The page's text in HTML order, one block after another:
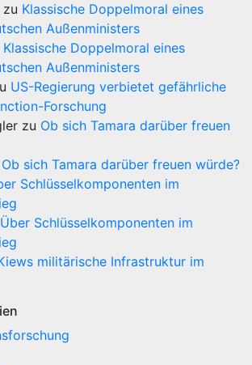
zu Klassische Doppelmoral eines
Außenministers
Klassische Doppelmoral eines
Außenministers
US-Regierung verbietet gefährliche
Forschung
zu Ob sich Tamara darüber freuen
Ob sich Tamara darüber freuen würde?
Schlüsselkomponenten im
Über Schlüsselkomponenten im
militärische Infrastruktur im